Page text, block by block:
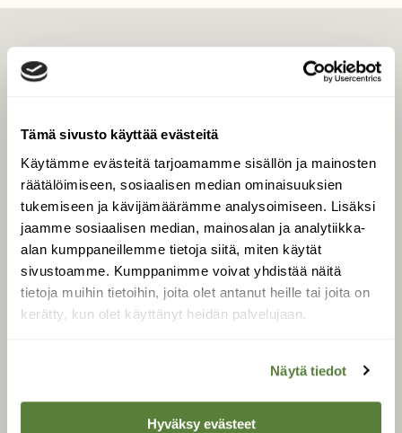
Tämä sivusto käyttää evästeitä
Käytämme evästeitä tarjoamamme sisällön ja mainosten
räätälöimiseen, sosiaalisen median ominaisuuksien
tukemiseen ja kävijämäärämme analysoimiseen. Lisäksi
jaamme sosiaalisen median, mainosalan ja analytiikka-
alan kumppaneillemme tietoja siitä, miten käytät
sivustoamme. Kumppanimme voivat yhdistää näitä
tietoja muihin tietoihin, joita olet antanut heille tai joita on
kerätty, kun olet käyttänyt heidän palvelujaan.
Näytä tiedot
Hyväksy evästeet
Tilaa digilukuoikeus
Äänestä parasta juttua
Tilaa uutiskirje
SUOMEN LUONNON­
SUOJELU­LIITTO
Suomen Luonto -lehden
luonnonsuojelu­liitto.